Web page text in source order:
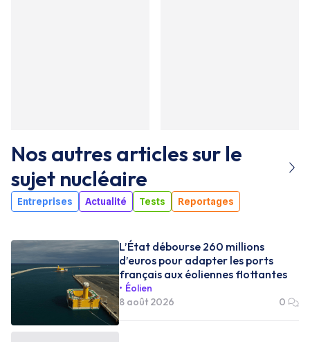
Nos autres articles sur le
sujet nucléaire
Entreprises Actualité Tests Reportages
L’État débourse 260 millions
d’euros pour adapter les ports
français aux éoliennes flottantes
Éolien
8 août 2026
0